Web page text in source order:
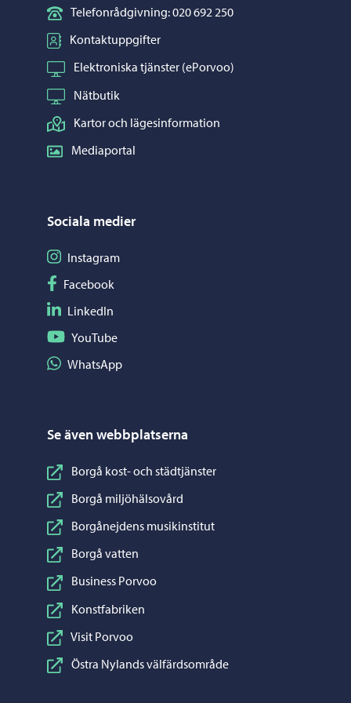
Telefonrådgivning: 020 692 250
Kontaktuppgifter
Elektroniska tjänster (ePorvoo)
Nätbutik
Kartor och lägesinformation
Mediaportal
Sociala medier
Följ på Instagram
Instagram
Följ på Facebook
Facebook
Följ på LinkedIn
LinkedIn
Följ på YouTube
YouTube
Dela på WhatsApp
WhatsApp
Se även webbplatserna
Borgå kost- och städtjänster
Borgå miljöhälsovård
Borgånejdens musikinstitut
Borgå vatten
Business Porvoo
Konstfabriken
Visit Porvoo
Östra Nylands välfärdsområde